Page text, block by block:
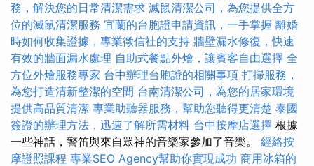
務，解決您的日常清潔需求 滅鼠清潔公司，為您提供全方
位的滅鼠清潔服務 宜蘭的台胞證申請資訊，一手掌握 離婚
時如何收集證據，專業徵信社的支持 牆壁漏水修復，快速
有效的牆面漏水處理 自助式餐點外燴，讓賓客自由選擇 全
方位外燴服務專家 台中辦理台胞證的相關事項 打掃服務，
為您打造清新整潔的空間 台南清潔公司，為您的居家環境
提供高品質清潔 專業助聽器服務，幫助您聽得更清楚 泰國
簽證的辦理方法，迅速了解所需材料 台中按摩店選擇 根據
一些神話，警笛與來自眾神的音樂家參加了音樂。 經絡按
摩證照課程 專業SEO Agency幫助你實現成功 商用冰箱的